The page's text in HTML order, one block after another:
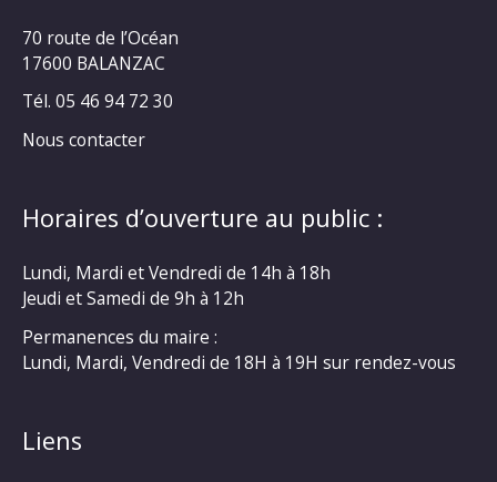
70 route de l’Océan
17600 BALANZAC
Tél. 05 46 94 72 30
Nous contacter
Horaires d’ouverture au public :
Lundi, Mardi et Vendredi de 14h à 18h
Jeudi et Samedi de 9h à 12h
Permanences du maire :
Lundi, Mardi, Vendredi de 18H à 19H sur rendez-vous
Liens